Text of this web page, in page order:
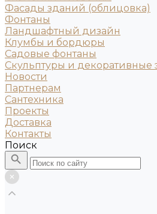
Фасады зданий (облицовка)
Фонтаны
Ландшафтный дизайн
Клумбы и бордюры
Садовые фонтаны
Скульптуры и декоративные
Новости
Партнерам
Сантехника
Проекты
Доставка
Контакты
Поиск